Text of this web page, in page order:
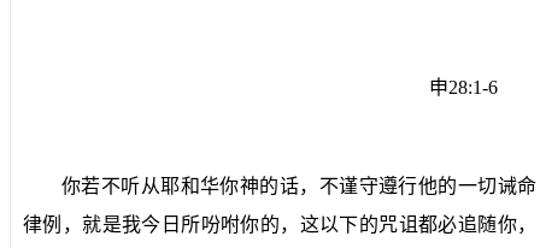
申28:1-6
你若不听从耶和华你神的话，不谨守遵行他的一切诫命
律例，就是我今日所吩咐你的，这以下的咒诅都必追随你，